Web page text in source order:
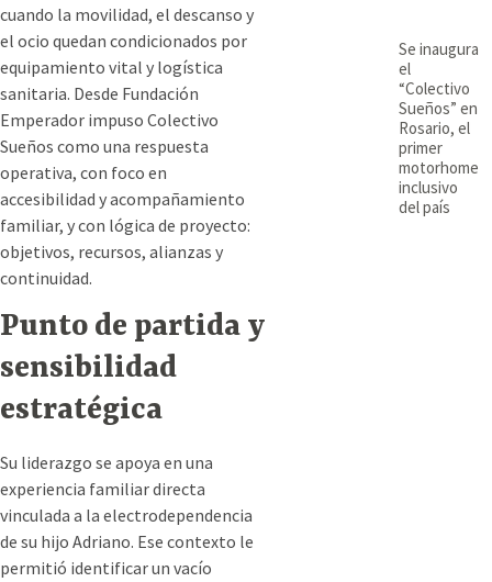
cuando la movilidad, el descanso y
el ocio quedan condicionados por
equipamiento vital y logística
sanitaria. Desde Fundación
Emperador impuso Colectivo
Sueños como una respuesta
operativa, con foco en
accesibilidad y acompañamiento
familiar, y con lógica de proyecto:
objetivos, recursos, alianzas y
continuidad.
Punto de partida y
sensibilidad
estratégica
Su liderazgo se apoya en una
experiencia familiar directa
vinculada a la electrodependencia
de su hijo Adriano. Ese contexto le
permitió identificar un vacío
Se inaugura
el
“Colectivo
Sueños” en
Rosario, el
primer
motorhome
inclusivo
del país